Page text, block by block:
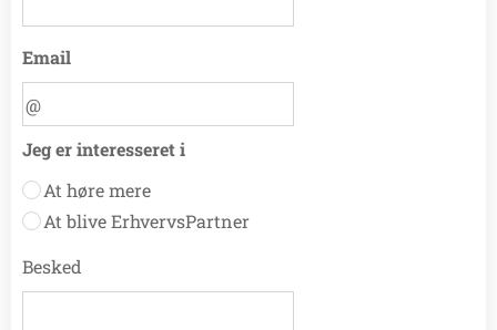
Email
Jeg er interesseret i
At høre mere
At blive ErhvervsPartner
Besked